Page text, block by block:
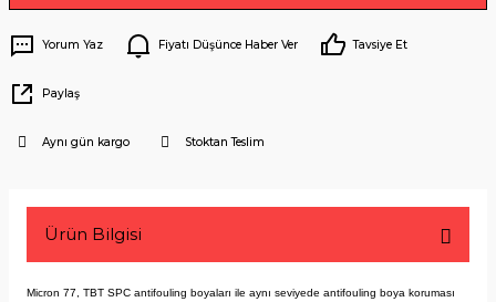
Yorum Yaz Fiyatı Düşünce Haber Ver Tavsiye Et
Paylaş
Aynı gün kargo Stoktan Teslim
Ürün Bilgisi
Micron 77, TBT SPC antifouling boyaları ile aynı seviyede antifouling boya koruması